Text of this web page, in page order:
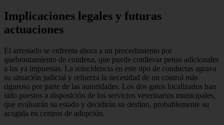
Implicaciones legales y futuras
actuaciones
El arrestado se enfrenta ahora a un procedimiento por
quebrantamiento de condena, que puede conllevar penas adicionales
a las ya impuestas. La reincidencia en este tipo de conductas agrava
su situación judicial y refuerza la necesidad de un control más
riguroso por parte de las autoridades. Los dos gatos localizados han
sido puestos a disposición de los servicios veterinarios municipales,
que evaluarán su estado y decidirán su destino, probablemente su
acogida en centros de adopción.